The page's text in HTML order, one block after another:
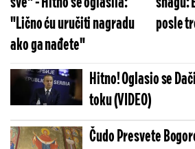
"Lično ću uručiti nagradu
ako ga nađete"
posle
Hitno! Oglasio se
toku (VIDEO)
Čudo Presvete